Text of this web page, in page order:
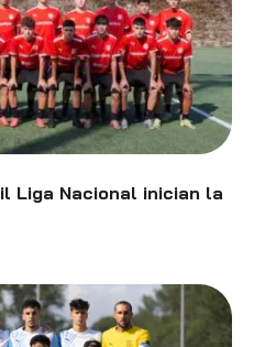
Liga Nacional inician la